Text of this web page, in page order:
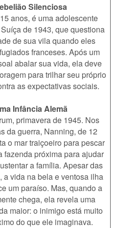
Silenciosa
anos, é uma adolescente
de 1943, que questiona
de sua vila quando eles
franceses. Após um
abalar sua vida, ela deve
para trilhar seu próprio
as expectativas sociais.
Infância Alemã
primavera de 1945. Nos
da guerra, Nanning, de 12
o mar traiçoeiro para pescar
fazenda próxima para ajudar
a família. Apesar das
a vida na bela e ventosa ilha
um paraíso. Mas, quando a
chega, ela revela uma
maior: o inimigo está muito
do que ele imaginava.